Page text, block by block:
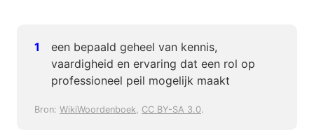
een bepaald geheel van kennis,
vaardigheid en ervaring dat een rol op
professioneel peil mogelijk maakt
Bron: WikiWoordenboek, CC BY-SA 3.0.